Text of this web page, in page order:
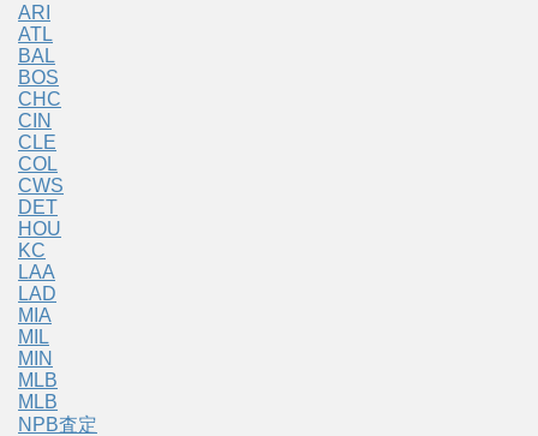
ARI
ATL
BAL
BOS
CHC
CIN
CLE
COL
CWS
DET
HOU
KC
LAA
LAD
MIA
MIL
MIN
MLB
MLB
NPB査定